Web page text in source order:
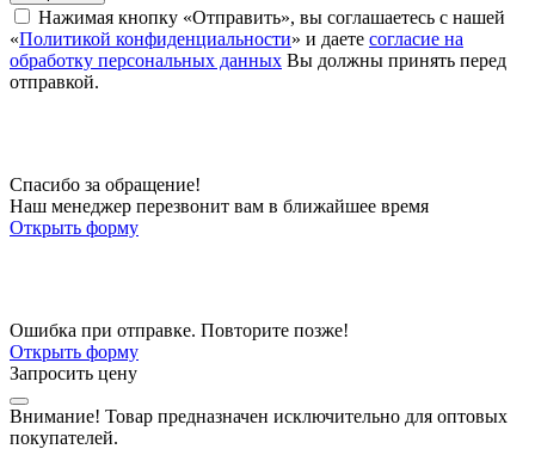
Нажимая кнопку «Отправить», вы соглашаетесь с нашей
«Политикой конфиденциальности» и даете согласие на
обработку персональных данных Вы должны принять перед
отправкой.
Спасибо за обращение!
Наш менеджер перезвонит вам в ближайшее время
Открыть форму
Ошибка при отправке. Повторите позже!
Открыть форму
Запросить цену
Внимание! Товар предназначен исключительно для оптовых
покупателей.